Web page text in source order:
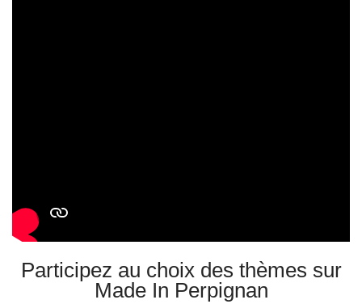
Participez au choix des thèmes sur
Made In Perpignan